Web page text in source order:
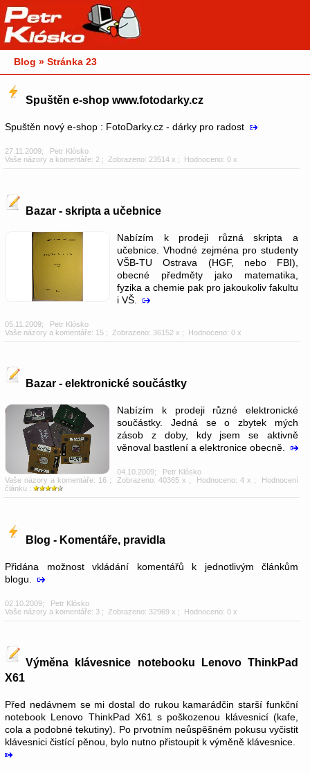
Blog » Stránka 23
Spuštěn e-shop www.fotodarky.cz
Spuštěn nový e-shop : FotoDarky.cz - dárky pro radost
27.11.2009; Petr Klósko
Vaše názory a komentáře: 2 ; Zobrazeno: 23514 x ; Hodnoceno: 0 x
Bazar - skripta a učebnice
Nabízím k prodeji různá skripta a
učebnice. Vhodné zejména pro studenty
VŠB-TU Ostrava (HGF, nebo FBI),
obecné předměty jako matematika,
fyzika a chemie pak pro jakoukoliv fakultu
i VŠ.
05.11.2009; Petr Klósko
Vaše názory a komentáře: 15 ; Zobrazeno: 36152 x ; Hodnoceno: 0 x
Bazar - elektronické součástky
Nabízím k prodeji různé elektronické
součástky. Jedná se o zbytek mých
zásob z doby, kdy jsem se aktivně
věnoval bastlení a elektronice obecně.
04.10.2009; Petr Klósko
Vaše názory a komentáře: 16 ; Zobrazeno: 40365 x ; Hodnoceno: 4 x ; Hodnocení
článku :
Blog - Komentáře, pravidla
Přidána možnost vkládání komentářů k jednotlivým článkům
blogu.
02.10.2009; Petr Klósko
Vaše názory a komentáře: 3 ; Zobrazeno: 32969 x ; Hodnoceno: 0 x
Výměna klávesnice notebooku Lenovo ThinkPad
X61
Před nedávnem se mi dostal do rukou kamarádčin starší funkční
notebook Lenovo ThinkPad X61 s poškozenou klávesnicí (kafe,
cola a podobné tekutiny). Po prvotním neůspěšném pokusu vyčistit
klávesnici čistící pěnou, bylo nutno přistoupit k výměně klávesnice.